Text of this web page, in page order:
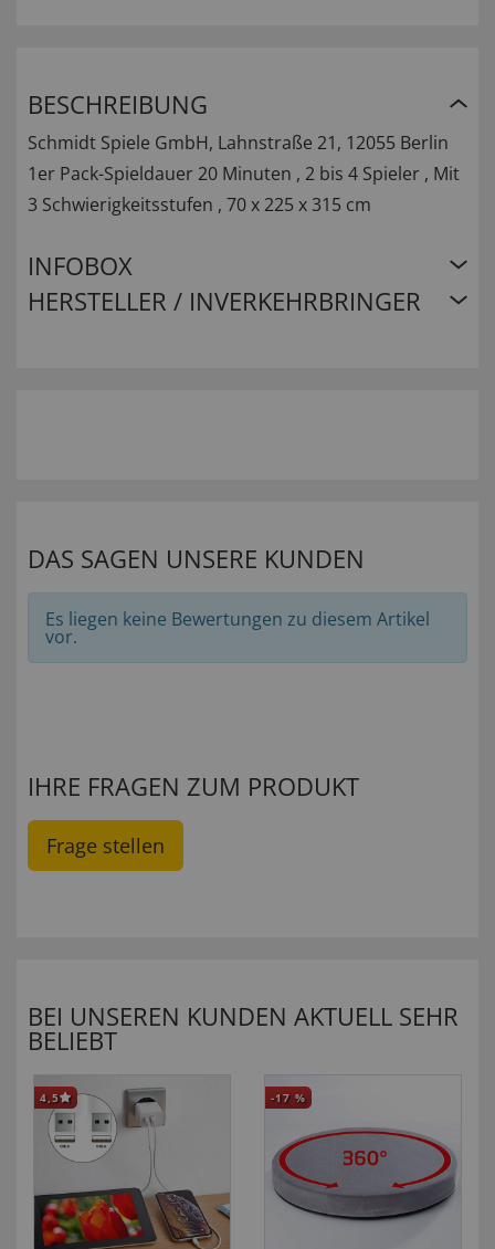
BESCHREIBUNG
Schmidt Spiele GmbH, Lahnstraße 21, 12055 Berlin
1er Pack-Spieldauer 20 Minuten , 2 bis 4 Spieler , Mit
3 Schwierigkeitsstufen , 70 x 225 x 315 cm
INFOBOX
HERSTELLER / INVERKEHRBRINGER
DAS SAGEN UNSERE KUNDEN
Es liegen keine Bewertungen zu diesem Artikel
vor.
IHRE FRAGEN ZUM PRODUKT
Frage stellen
BEI UNSEREN KUNDEN AKTUELL SEHR
BELIEBT
4,5 -17 %